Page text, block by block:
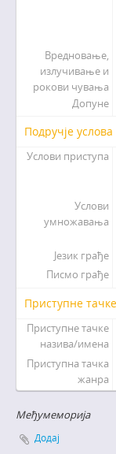
Вредновање,
излучивање и
рокови чувања
Допуне
Подручје
Услови приступа
Услови
умножавања
Језик грађе
Писмо грађе
Приступне тачке
Приступне тачке
назива/имена
Приступна тачка
жанра
Међумеморија
Додај